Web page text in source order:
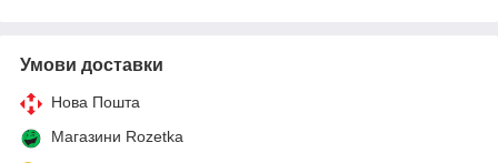
Умови доставки
Нова Пошта
Магазини Rozetka